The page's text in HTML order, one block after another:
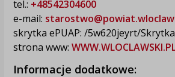
tel.: +48542304600
e-mail:
skrytka ePUAP: /5w620jeyrt/
strona www:
Informacje dodatkowe: